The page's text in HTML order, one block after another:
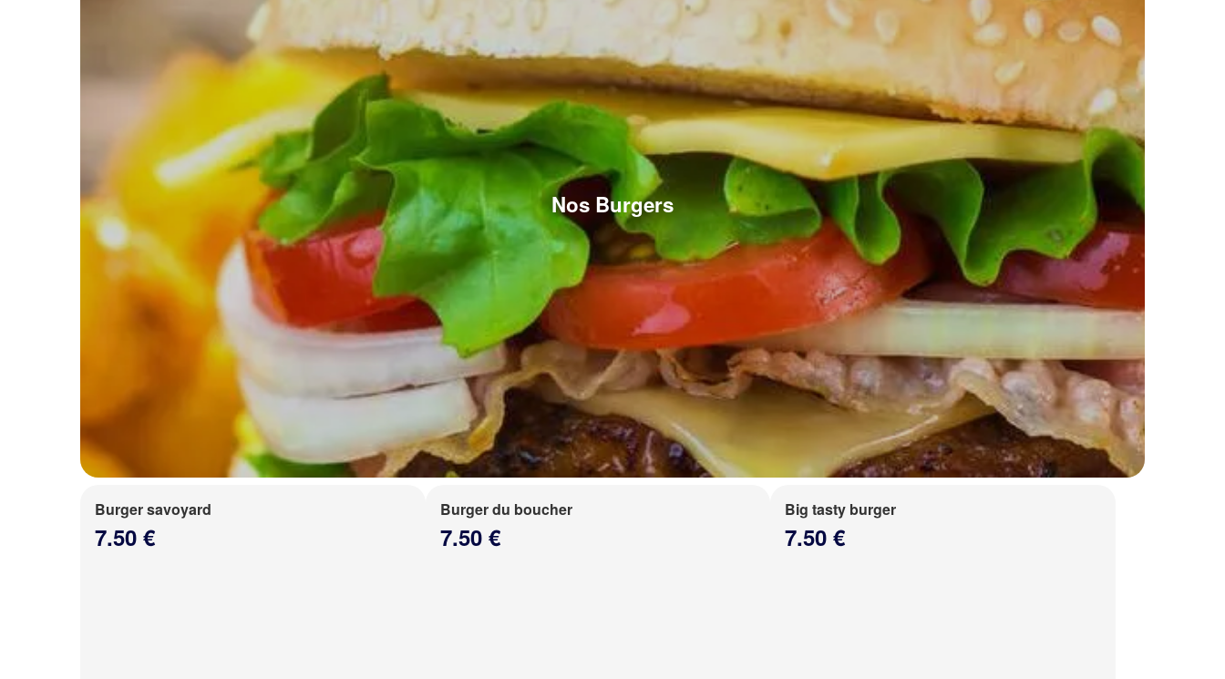
Nos Burgers
Burger savoyard
7.50 €
Burger du boucher
7.50 €
Big tasty burger
7.50 €